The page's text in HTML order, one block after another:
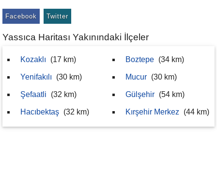
Facebook Twitter
Yassıca Haritası Yakınındaki İlçeler
Kozaklı (17 km)
Yenifakılı (30 km)
Şefaatli (32 km)
Hacıbektaş (32 km)
Boztepe (34 km)
Mucur (30 km)
Gülşehir (54 km)
Kırşehir Merkez (44 km)